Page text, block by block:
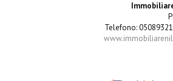
Telefono: